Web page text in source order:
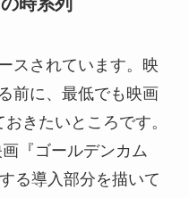
スされています。映
前に、最低でも映画
きたいところです。
『ゴールデンカム
る導入部分を描いて